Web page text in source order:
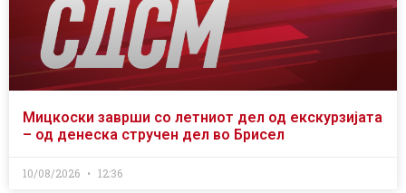
Мицкоски заврши со летниот дел од екскурзијата
– од денеска стручен дел во Брисел
10/08/2026 12:36